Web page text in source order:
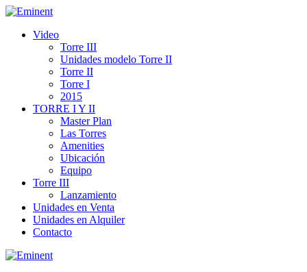
Video
Torre III
Unidades modelo Torre II
Torre II
Torre I
2015
TORRE I Y II
Master Plan
Las Torres
Amenities
Ubicación
Equipo
Torre III
Lanzamiento
Unidades en Venta
Unidades en Alquiler
Contacto